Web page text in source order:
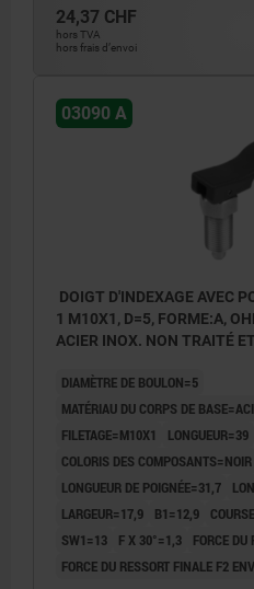
24,37 CHF
hors TVA
hors frais d’envoi
03090 A
DOIGT D'INDEXAGE AVEC
1 M10X1, D=5, FORME:A,
ACIER INOX. NON TRAITÉ
DIAMÈTRE DE BOULON=5
MATÉRIAU DU CORPS DE
FILETAGE=M10X1
LONGUEUR=39
COLORIS DES COMPOSANTS=NOIR
LONGUEUR DE POIGNÉE=31,7
LARGEUR=17,9
B1=12,9
SW1=13
F X 30°=1,3
FORCE
FORCE DU RESSORT FINALE F2